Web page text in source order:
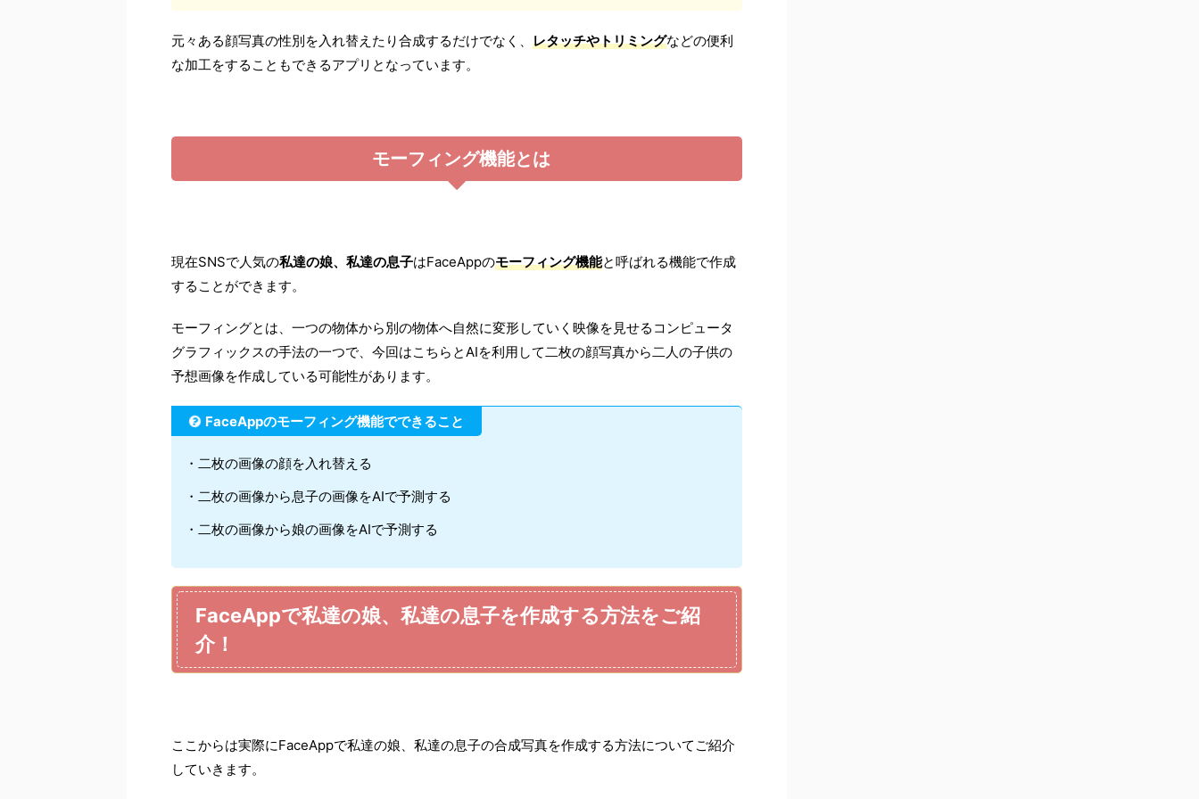
元々ある顔写真の性別を入れ替えたり合成するだけでなく、 レタッチやトリミングなどの便利
な加工をすることもできるアプリとなっています。
モーフィング機能とは
現在SNSで人気の私達の娘、私達の息子はFaceAppのモーフィング機能と呼ばれる機能で作成
することができます。
モーフィングとは、一つの物体から別の物体へ自然に変形していく映像を見せるコンピュータ
グラフィックスの手法の一つで、今回はこちらとAIを利用して二枚の顔写真から二人の子供の
予想画像を作成している可能性があります。
FaceAppのモーフィング機能でできること
・二枚の画像の顔を入れ替える
・二枚の画像から息子の画像をAIで予測する
・二枚の画像から娘の画像をAIで予測する
FaceAppで私達の娘、私達の息子を作成する方法をご紹
介！
ここからは実際にFaceAppで私達の娘、私達の息子の合成写真を作成する方法についてご紹介
していきます。